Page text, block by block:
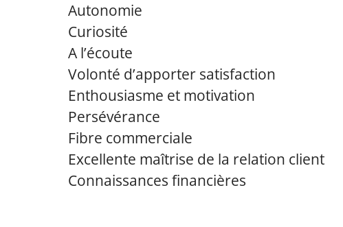
Autonomie
Curiosité
A l’écoute
Volonté d’apporter satisfaction
Enthousiasme et motivation
Persévérance
Fibre commerciale
Excellente maîtrise de la relation client
Connaissances financières